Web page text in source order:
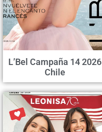
L’Bel Campaña 14 2026
Chile